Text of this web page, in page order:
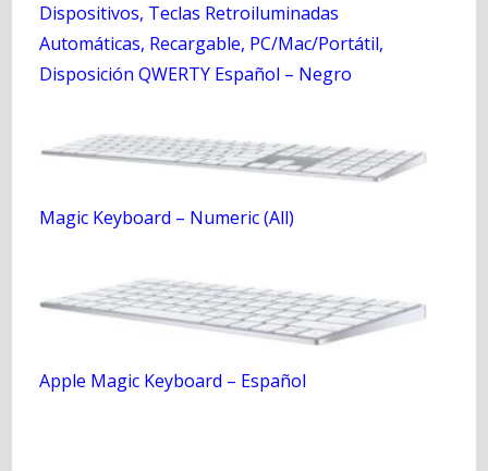
Dispositivos, Teclas Retroiluminadas
Automáticas, Recargable, PC/Mac/Portátil,
Disposición QWERTY Español – Negro
Magic Keyboard – Numeric (All)
Apple Magic Keyboard – Español